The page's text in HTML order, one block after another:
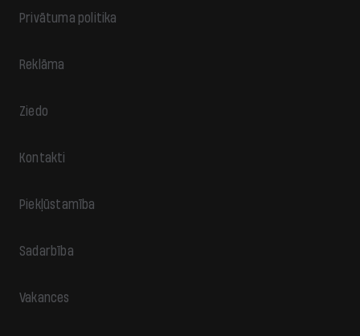
Privātuma politika
Reklāma
Ziedo
Kontakti
Piekļūstamība
Sadarbība
Vakances